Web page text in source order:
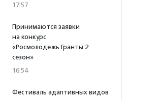
17:57
Принимаются заявки
на конкурс
«Росмолодежь.Гранты 2
сезон»
16:54
Фестиваль адаптивных видов